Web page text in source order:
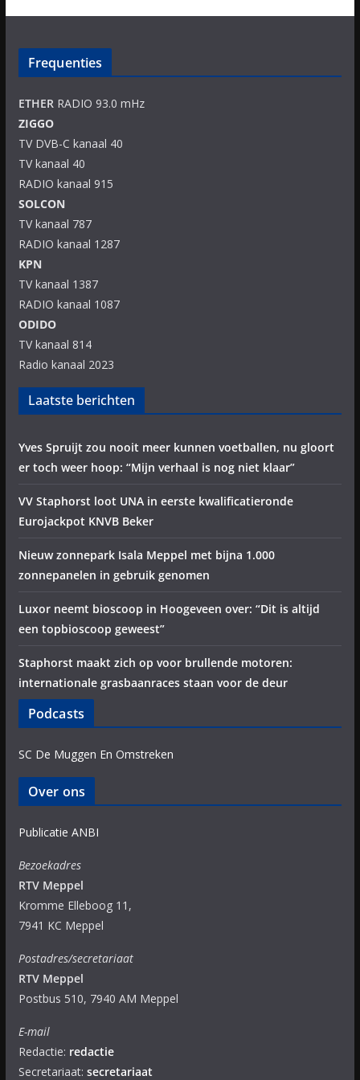
Frequenties
ETHERRADIO 93.0 mHz
ZIGGO
TV DVB-C kanaal 40
TV kanaal 40
RADIO kanaal 915
SOLCON
TV kanaal 787
RADIO kanaal 1287
KPN
TV kanaal 1387
RADIO kanaal 1087
ODIDO
TV kanaal 814
Radio kanaal 2023
Laatste berichten
Yves Spruijt zou nooit meer kunnen voetballen, nu gloort
er toch weer hoop: “Mijn verhaal is nog niet klaar”
VV Staphorst loot UNA in eerste kwalificatieronde
Eurojackpot KNVB Beker
Nieuw zonnepark Isala Meppel met bijna 1.000
zonnepanelen in gebruik genomen
Luxor neemt bioscoop in Hoogeveen over: “Dit is altijd
een topbioscoop geweest”
Staphorst maakt zich op voor brullende motoren:
internationale grasbaanraces staan voor de deur
Podcasts
SC De Muggen En Omstreken
Over ons
Publicatie ANBI
Bezoekadres
RTV Meppel
Kromme Elleboog 11,
7941 KC Meppel
Postadres/secretariaat
RTV Meppel
Postbus 510, 7940 AM Meppel
E-mail
Redactie: redactie
Secretariaat: secretariaat